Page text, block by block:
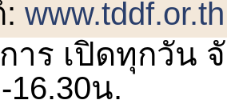
:www.tddf.or.th
าร เปิดทุกวัน
16.30น.